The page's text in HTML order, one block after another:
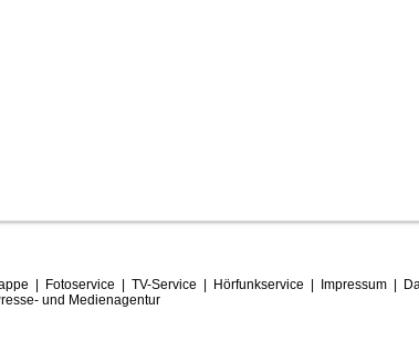
Fotoservice TV-Service Hörfunkservice Impressum| D
und Medienagentur